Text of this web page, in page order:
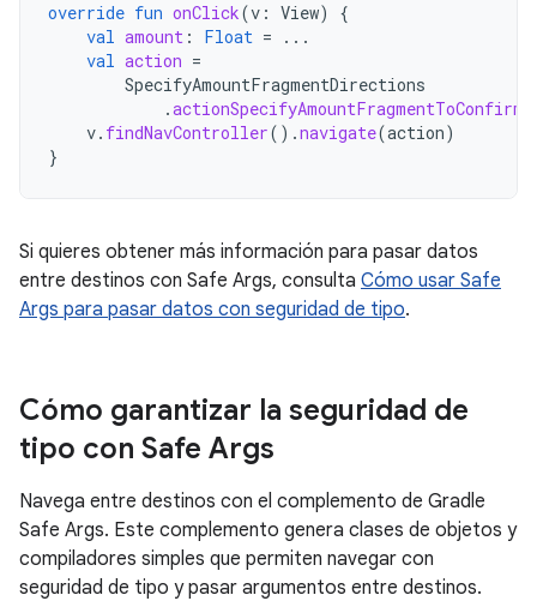
override fun onClick(v : View)
{
val amount : Float =
...
val action =
SpecifyAmountFragmentDirections
.
v. findNavController().navigate(action)
}
Si quieres obtener más información para pasar datos
entre destinos con Safe Args, consulta Cómo usar Safe
Args para pasar datos con seguridad de tipo.
Cómo garantizar la seguridad de
tipo con Safe Args
Navega entre destinos con el complemento de Gradle
Safe Args. Este complemento genera clases de objetos y
compiladores simples que permiten navegar con
seguridad de tipo y pasar argumentos entre destinos.